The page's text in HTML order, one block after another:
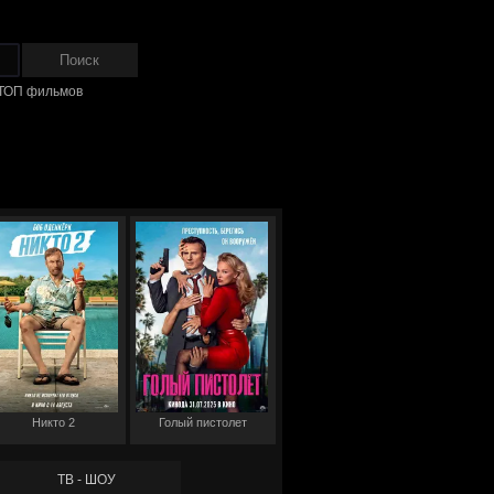
фильмов
Никто 2 Голый пистолет
ТВ - ШОУ